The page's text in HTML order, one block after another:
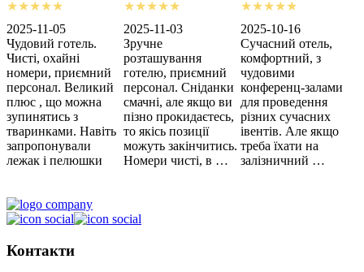
2025-11-05
Чудовий готель.
Чисті, охайні
номери, приємний
персонал. Великий
плюс , що можна
зупинятись з
тваринками. Навіть
запропонували
лежак і пелюшки
2025-11-03
Зручне
розташування
готелю, приємний
персонал. Сніданки
смачні, але якщо ви
пізно прокидаєтесь,
то якісь позиції
можуть закінчитись.
Номери чисті, в …
2025-10-16
Сучасний отель,
комфортний, з
чудовими
конференц-залами
для проведення
різних сучасних
івентів. Але якщо
треба їхати на
залізничний …
Контакти